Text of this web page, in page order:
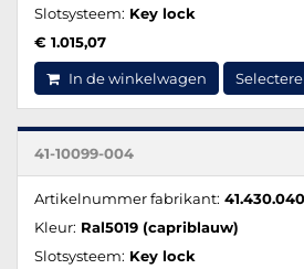
Slotsysteem: Key lock
€ 1.015,07
In de winkelwagen
41-10099-004
Artikelnummer fabrikant: 41.430.040
Kleur: Ral5019 (capriblauw)
Slotsysteem: Key lock